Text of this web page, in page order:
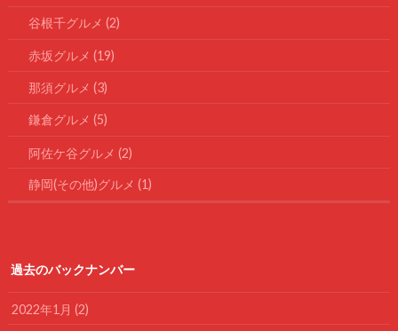
谷根千グルメ (2)
赤坂グルメ (19)
那須グルメ (3)
鎌倉グルメ (5)
阿佐ケ谷グルメ (2)
静岡(その他)グルメ (1)
過去のバックナンバー
2022年1月 (2)